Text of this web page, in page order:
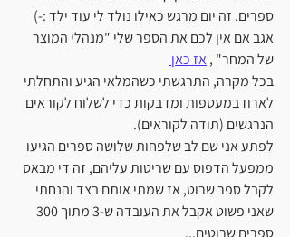
ספרים. זה יום מרגש כאילו נולד לי עוד ילד :-)
אגב אם אין לכם את הספר שלי "מנהלי המוצר
של המחר" , אז כאן
בכל מקרה, התרגשתי כשהמלאי הגיע והתחלתי
לארוז במעטפות ומדבקות כדי לשלוח לקוראים
הנרגשים (תודה לקוראים).
לפתע אני שם לב שלפחות שלושה ספרים הגיעו
ממפעל הדפוס עם שריטות עליהם, זה די מבאס
לקבל ספר שרוט, אז שמתי אותם בצד והנחתי